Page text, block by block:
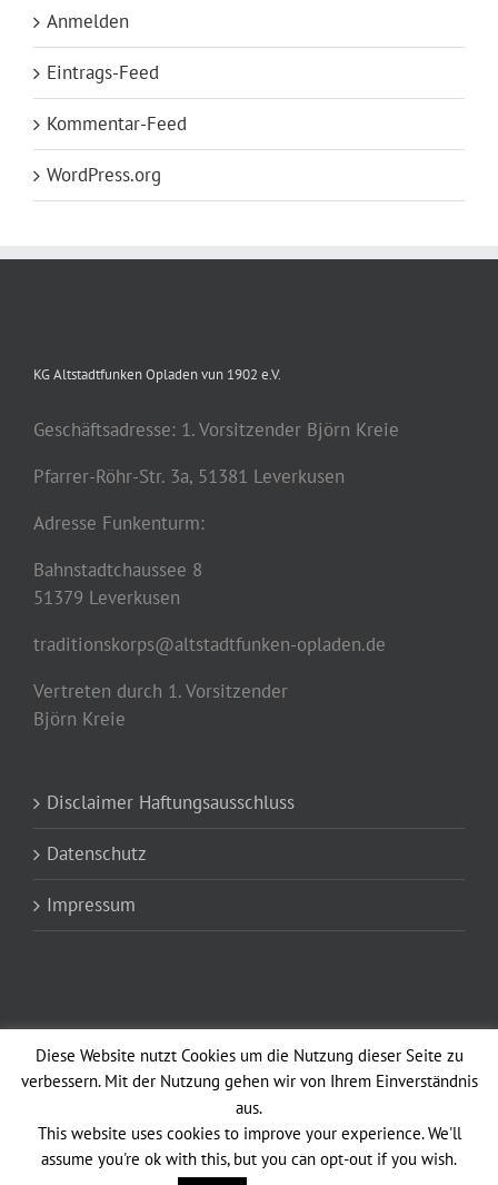
Anmelden
Eintrags-Feed
Kommentar-Feed
WordPress.org
KG Altstadtfunken Opladen vun 1902 e.V.
Geschäftsadresse: 1. Vorsitzender Björn Kreie
Pfarrer-Röhr-Str. 3a, 51381 Leverkusen
Adresse Funkenturm:
Bahnstadtchaussee 8
51379 Leverkusen
traditionskorps@altstadtfunken-opladen.de
Vertreten durch 1. Vorsitzender
Björn Kreie
Disclaimer Haftungsausschluss
Datenschutz
Impressum
Copyright 2012 - 2021 Altstadtfunken Opladen vun 1902 e.V. Avada Theme
| All Rights Reserved | Powered byWordPress| Theme Fusion
Diese Website nutzt Cookies um die Nutzung dieser Seite zu
verbessern. Mit der Nutzung gehen wir von Ihrem Einverständnis
aus.
This website uses cookies to improve your experience. We'll
assume you're ok with this, but you can opt-out if you wish.